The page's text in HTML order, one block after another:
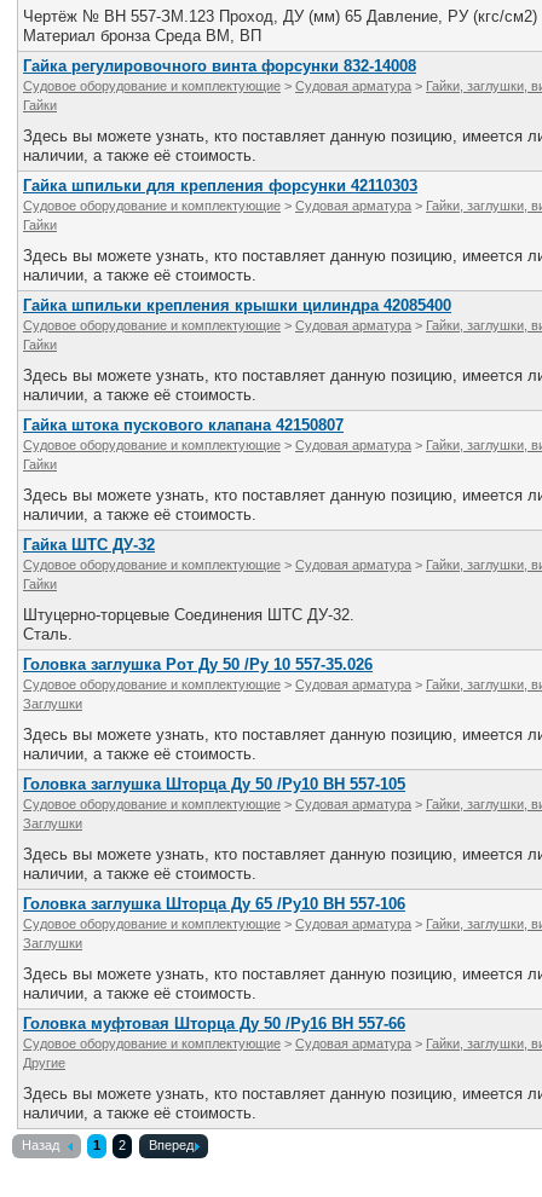
Чертёж № ВН 557-ЗМ.123 Проход, ДУ (мм) 65 Давление, РУ (кгс/см2)
Материал бронза Среда ВМ, ВП
Гайка регулировочного винта форсунки 832-14008
Судовое оборудование и комплектующие > Судовая арматура > Гайки, заглушки,
Гайки
Здесь вы можете узнать, кто поставляет данную позицию, имеется
наличии, а также её стоимость.
Гайка шпильки для крепления форсунки 42110303
Судовое оборудование и комплектующие > Судовая арматура > Гайки, заглушки,
Гайки
Здесь вы можете узнать, кто поставляет данную позицию, имеется
наличии, а также её стоимость.
Гайка шпильки крепления крышки цилиндра 42085400
Судовое оборудование и комплектующие > Судовая арматура > Гайки, заглушки,
Гайки
Здесь вы можете узнать, кто поставляет данную позицию, имеется
наличии, а также её стоимость.
Гайка штока пускового клапана 42150807
Судовое оборудование и комплектующие > Судовая арматура > Гайки, заглушки,
Гайки
Здесь вы можете узнать, кто поставляет данную позицию, имеется
наличии, а также её стоимость.
Гайка ШТС ДУ-32
Судовое оборудование и комплектующие > Судовая арматура > Гайки, заглушки,
Гайки
Штуцерно-торцевые Соединения ШТС ДУ-32.
Сталь.
Головка заглушка Рот Ду 50 /Ру 10 557-35.026
Судовое оборудование и комплектующие > Судовая арматура > Гайки, заглушки,
Заглушки
Здесь вы можете узнать, кто поставляет данную позицию, имеется
наличии, а также её стоимость.
Головка заглушка Шторца Ду 50 /Ру10 ВН 557-105
Судовое оборудование и комплектующие > Судовая арматура > Гайки, заглушки,
Заглушки
Здесь вы можете узнать, кто поставляет данную позицию, имеется
наличии, а также её стоимость.
Головка заглушка Шторца Ду 65 /Ру10 ВН 557-106
Судовое оборудование и комплектующие > Судовая арматура > Гайки, заглушки,
Заглушки
Здесь вы можете узнать, кто поставляет данную позицию, имеется
наличии, а также её стоимость.
Головка муфтовая Шторца Ду 50 /Ру16 ВН 557-66
Судовое оборудование и комплектующие > Судовая арматура > Гайки, заглушки,
Другие
Здесь вы можете узнать, кто поставляет данную позицию, имеется
наличии, а также её стоимость.
Назад 1 2 Вперед